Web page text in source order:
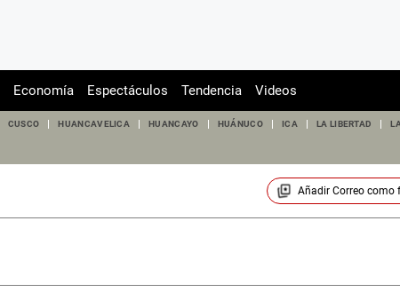
Economía Espectáculos Tendencia Videos
CUSCO HUANCAVELICA HUANCAYO HUÁNUCO ICA LA LIBERTAD
Añadir Correocomo